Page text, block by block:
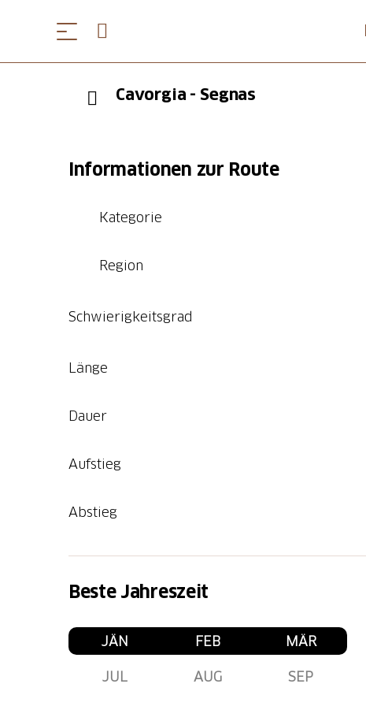
Cavorgia - Segnas
Informationen zur Route
Kategorie
Region
Schwierigkeitsgrad
Länge
Dauer
Aufstieg
Abstieg
Beste Jahreszeit
JÄN FEB MÄR
JUL AUG SEP